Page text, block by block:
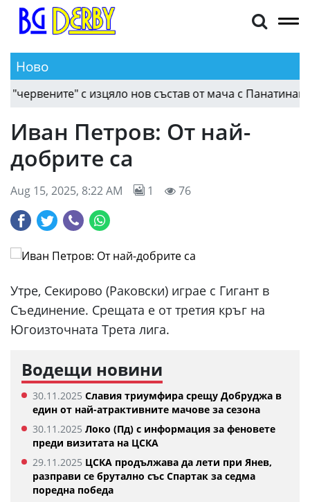
Ново
с изцяло нов състав от мача с Панатинайкос
Иван Петров: От най-
добрите са
Aug 15, 2025, 8:22 AM 1 76
Утре, Секирово (Раковски) играе с Гигант в
Съединение. Срещата е от третия кръг на
Югоизточната Трета лига.
Водещи новини
30.11.2025 Славия триумфира срещу Добруджа в
един от най-атрактивните мачове за сезона
30.11.2025 Локо (Пд) с информация за феновете
преди визитата на ЦСКА
29.11.2025 ЦСКА продължава да лети при Янев,
разправи се брутално със Спартак за седма
поредна победа